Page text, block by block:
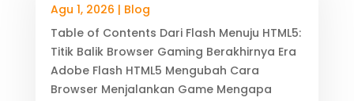
Agu 1, 2026 | Blog
Table of Contents Dari Flash Menuju HTML5:
Titik Balik Browser Gaming Berakhirnya Era
Adobe Flash HTML5 Mengubah Cara
Browser Menjalankan Game Mengapa